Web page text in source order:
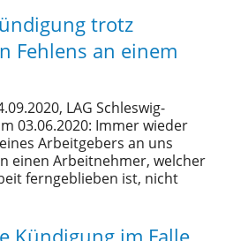
trotz
Fehlens an einem
LAG Schleswig-
03.06.2020: Immer wieder
Arbeitgebers an uns
einen Arbeitnehmer, welcher
ferngeblieben ist, nicht
Kündigung im Falle